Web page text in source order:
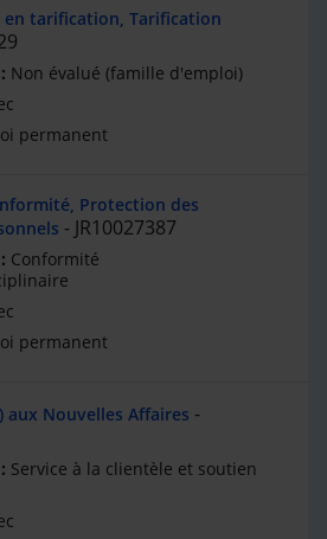
tarification, Tarification
Non évalué (famille d'emploi)
permanent
Protection des
JR10027387
Conformité
permanent
Nouvelles Affaires
Service à la clientèle et soutien